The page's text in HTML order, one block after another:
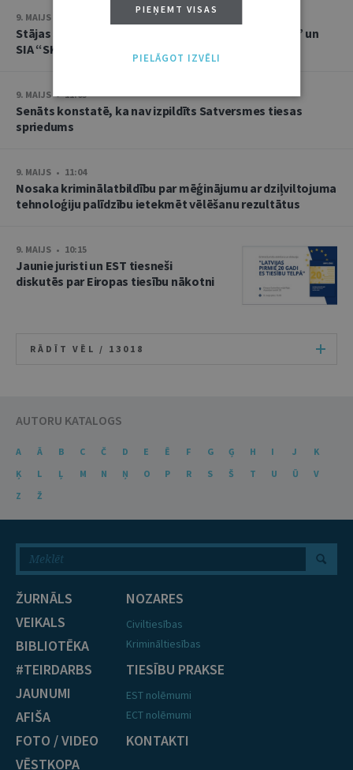
9. MAIJS • 11:59
Stājas spēkā spriedums strīdā starp SIA “EKO OSTA” un
SIA “SKONTO BŪVE”
9. MAIJS • 11:05
Senāts konstatē, ka nav izpildīts Satversmes tiesas
spriedums
9. MAIJS • 11:04
Nosaka kriminālatbildību par mēģinājumu ar dziļviltojuma
tehnoloģiju palīdzību ietekmēt vēlēšanu rezultātus
9. MAIJS • 10:15
Jaunie juristi un EST tiesneši
diskutēs par Eiropas tiesību nākotni
RĀDĪT VĒL / 13018
AUTORU KATALOGS
A Ā B C Č D E Ē F G Ģ H I J
K
Ķ
L Ļ M N Ņ O P R S Š T U Ū
V
Z
Ž
ŽURNĀLS
VEIKALS
BIBLIOTĒKA
#TEIRDARBS
JAUNUMI
AFIŠA
FOTO / VIDEO
VĒSTKOPA
NOZARES
Civiltiesības
Krimināltiesības
TIESĪBU PRAKSE
EST nolēmumi
ECT nolēmumi
KONTAKTI
PIEŅEMT VISAS
PIELĀGOT IZVĒLI